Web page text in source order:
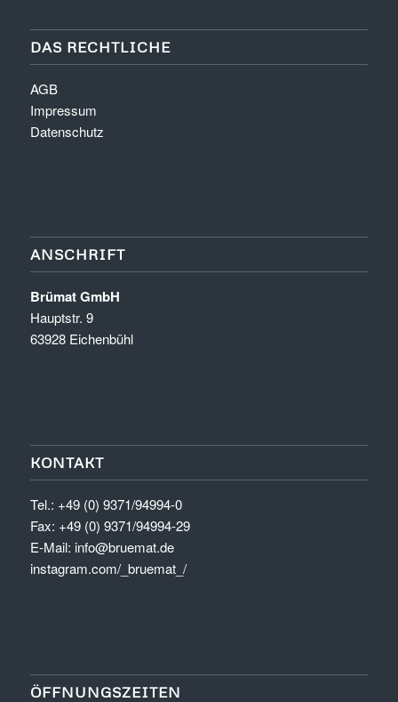
DAS RECHTLICHE
AGB
Impressum
Datenschutz
ANSCHRIFT
Brümat GmbH
Hauptstr. 9
63928 Eichenbühl
KONTAKT
Tel.: +49 (0) 9371/94994-0
Fax: +49 (0) 9371/94994-29
E-Mail: info@bruemat.de
instagram.com/_bruemat_/
ÖFFNUNGSZEITEN